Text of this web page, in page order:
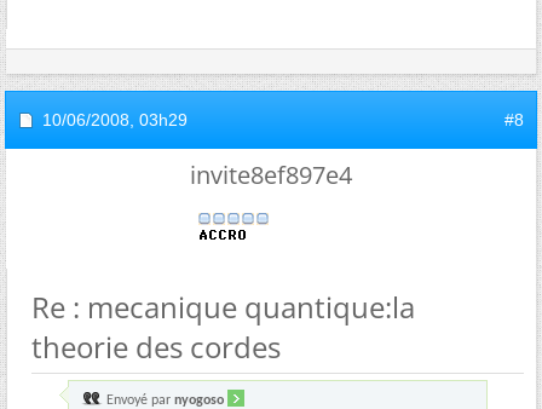
10/06/2008, 03h29 #8
invite8ef897e4
Re : mecanique quantique:la
theorie des cordes
Envoyé par nyogoso